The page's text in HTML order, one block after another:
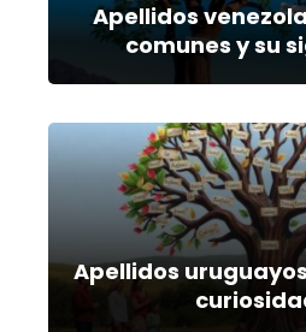
Apellidos
comunes y su
Apellidos